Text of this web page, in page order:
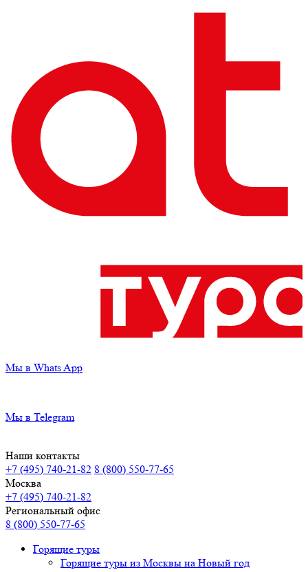
Мы в Whats App
Мы в Telegram
Наши контакты
+7 (495) 740-21-82 8 (800) 550-77-65
Москва
+7 (495) 740-21-82
Региональный офис
8 (800) 550-77-65
Горящие туры
Горящие туры из Москвы на Новый год